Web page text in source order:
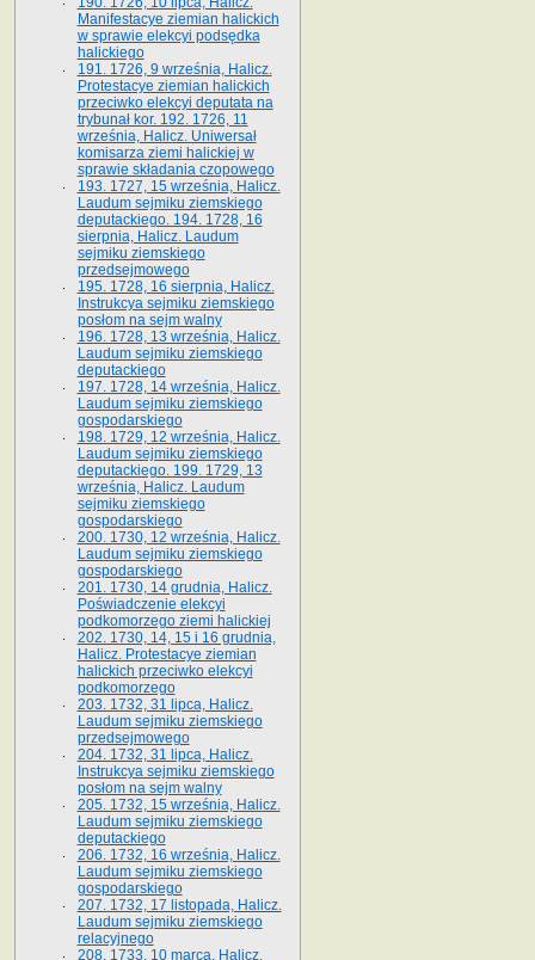
Manifestacye ziemian halickich
w sprawie elekcyi podsędka
halickiego
191. 1726, 9 września, Halicz.
Protestacye ziemian halickich
przeciwko elekcyi deputata na
trybunał kor. 192. 1726, 11
września, Halicz. Uniwersał
komisarza ziemi halickiej w
sprawie składania czopowego
193. 1727, 15 września, Halicz.
Laudum sejmiku ziemskiego
deputackiego. 194. 1728, 16
sierpnia, Halicz. Laudum
sejmiku ziemskiego
przedsejmowego
195. 1728, 16 sierpnia, Halicz.
Instrukcya sejmiku ziemskiego
posłom na sejm walny
196. 1728, 13 września, Halicz.
Laudum sejmiku ziemskiego
deputackiego
197. 1728, 14 września, Halicz.
Laudum sejmiku ziemskiego
gospodarskiego
198. 1729, 12 września, Halicz.
Laudum sejmiku ziemskiego
deputackiego. 199. 1729, 13
września, Halicz. Laudum
sejmiku ziemskiego
gospodarskiego
200. 1730, 12 września, Halicz.
Laudum sejmiku ziemskiego
gospodarskiego
201. 1730, 14 grudnia, Halicz.
Poświadczenie elekcyi
podkomorzego ziemi halickiej
202. 1730, 14, 15 i 16 grudnia,
Halicz. Protestacye ziemian
halickich przeciwko elekcyi
podkomorzego
203. 1732, 31 lipca, Halicz.
Laudum sejmiku ziemskiego
przedsejmowego
204. 1732, 31 lipca, Halicz.
Instrukcya sejmiku ziemskiego
posłom na sejm walny
205. 1732, 15 września, Halicz.
Laudum sejmiku ziemskiego
deputackiego
206. 1732, 16 września, Halicz.
Laudum sejmiku ziemskiego
gospodarskiego
207. 1732, 17 listopada, Halicz.
Laudum sejmiku ziemskiego
relacyjnego
208. 1733, 10 marca, Halicz.